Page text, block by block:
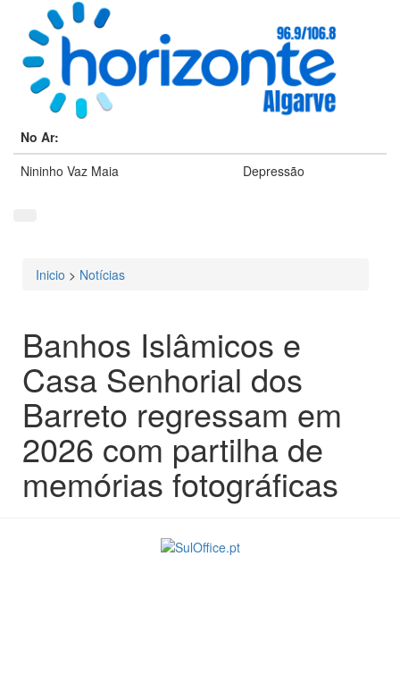
No Ar:
Nininho Vaz Maia
Depressão
Está aqui
Inicio > Notícias
Banhos Islâmicos e
Casa Senhorial dos
Barreto regressam em
2026 com partilha de
memórias fotográficas